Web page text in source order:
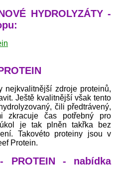
HYDROLYZÁTY -
nejkvalitnější zdroje proteinů,
Ještě kvalitnější však tento
čili předtrávený,
zkracuje čas potřebný pro
je tak plněn takřka bez
Takovéto proteiny jsou v
Protein.
- PROTEIN - nabídka